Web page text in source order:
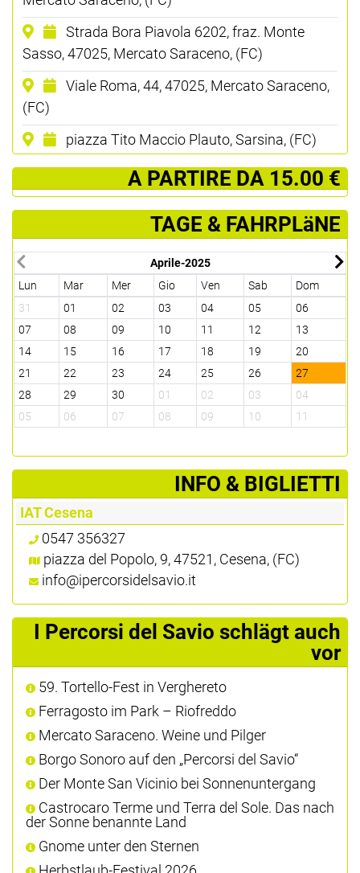
Strada Bora Piavola 6202, fraz. Monte
Sasso, 47025, Mercato Saraceno, (FC)
Viale Roma, 44, 47025, Mercato Saraceno,
(FC)
piazza Tito Maccio Plauto, Sarsina, (FC)
­ A PARTIRE DA 15.00 €
TAGE & FAHRPLäNE
Aprile-2025
Lun
Mar Mer Gio Ven Sab
Dom
31
01 02 03 04 05
06
07
08 09 10 11 12
13
14
15 16 17 18 19
20
21
22 23 24 25 26
27
28
29 30 01 02 03
04
05
06 07 08 09 10 11
­INFO & BIGLIETTI
IAT Cesena
0547 356327
piazza del Popolo, 9, 47521, Cesena, (FC)
info@ipercorsidelsavio.it
I Percorsi del Savio schlägt auch
vor
59. Tortello-Fest in Verghereto
Ferragosto im Park – Riofreddo
Mercato Saraceno. Weine und Pilger
Borgo Sonoro auf den „Percorsi del Savio“
Der Monte San Vicinio bei Sonnenuntergang
Castrocaro Terme und Terra del Sole. Das nach
der Sonne benannte Land
Gnome unter den Sternen